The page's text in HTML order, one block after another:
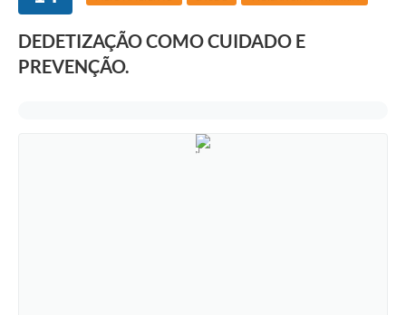
DEDETIZAÇÃO COMO CUIDADO E
PREVENÇÃO.